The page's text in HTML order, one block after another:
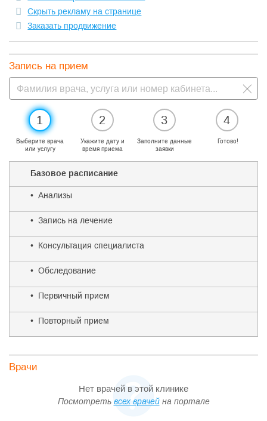
Скрыть рекламу на странице
Заказать продвижение
Запись на прием
1
Выберите врача
или услугу
2
Укажите дату и
время приема
3
Заполните данные
заявки
4
Готово!
Базовое расписание
• Анализы
• Запись на лечение
• Консультация специалиста
• Обследование
• Первичный прием
• Повторный прием
Врачи
Нет врачей в этой клинике
Посмотреть всех врачейна портале